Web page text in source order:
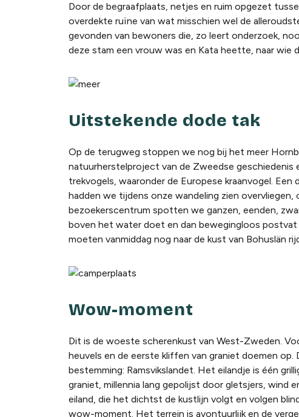
Door de begraafplaats, netjes en ruim opgezet
overdekte ruïne van wat misschien wel de
gevonden van bewoners die, zo leert onderzoek,
deze stam een vrouw was en Kata heette, naar wie
Uitstekende dode tak
Op de terugweg stoppen we nog bij het meer
natuurherstelproject van de Zweedse geschiedenis
trekvogels, waaronder de Europese kraanvogel.
hadden we tijdens onze wandeling zien
bezoekerscentrum spotten we ganzen, eenden,
boven het water doet en dan bewegingloos
moeten vanmiddag nog naar de kust van Bohuslän
Wow-moment
Dit is de woeste scherenkust van West-Zweden.
heuvels en de eerste kliffen van graniet doemen
bestemming: Ramsvikslandet. Het eilandje is één
graniet, millennia lang gepolijst door gletsjers, wind
eiland, die het dichtst de kustlijn volgt en volgen
wow-moment. Het terrein is avontuurlijk en de